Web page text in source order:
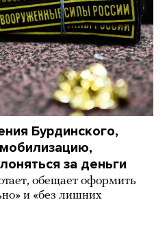
Бурдинского,
за деньги
обещает оформить
и «без лишних